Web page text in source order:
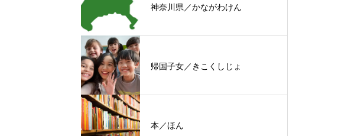
神奈川県／かながわけん
帰国子女／きこくしじょ
本／ほん